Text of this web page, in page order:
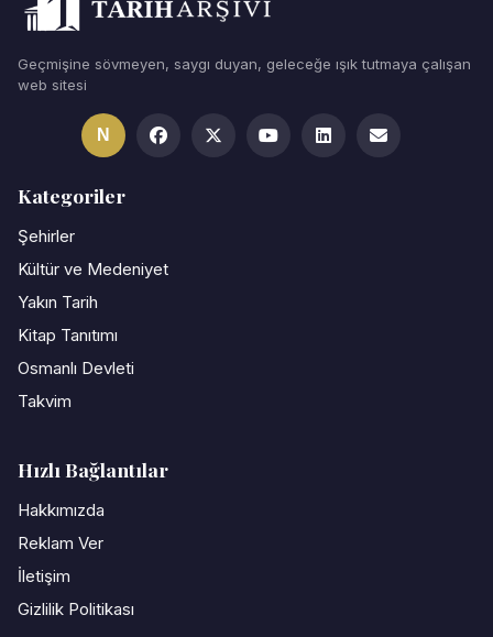
Geçmişine sövmeyen, saygı duyan, geleceğe ışık tutmaya çalışan
web sitesi
N
Kategoriler
Şehirler
Kültür ve Medeniyet
Yakın Tarih
Kitap Tanıtımı
Osmanlı Devleti
Takvim
Hızlı Bağlantılar
Hakkımızda
Reklam Ver
İletişim
Gizlilik Politikası